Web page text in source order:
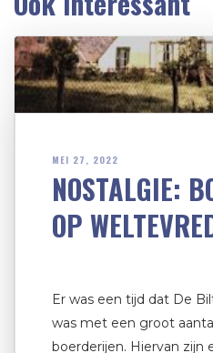
MEI 27, 2022
NOSTALGIE:
OP
Er was een tijd dat De
was met een groot
boerderijen. Hiervan zijn